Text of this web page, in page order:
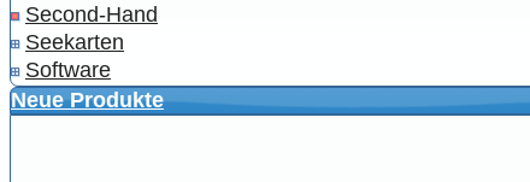
Second-Hand
Seekarten
Software
Neue Produkte